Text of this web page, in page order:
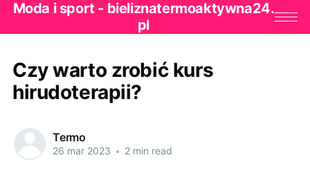
Moda i sport - bieliznatermoaktywna24.
pl
Czy warto zrobić kurs
hirudoterapii?
Termo
26 mar 2023 • 2 min read